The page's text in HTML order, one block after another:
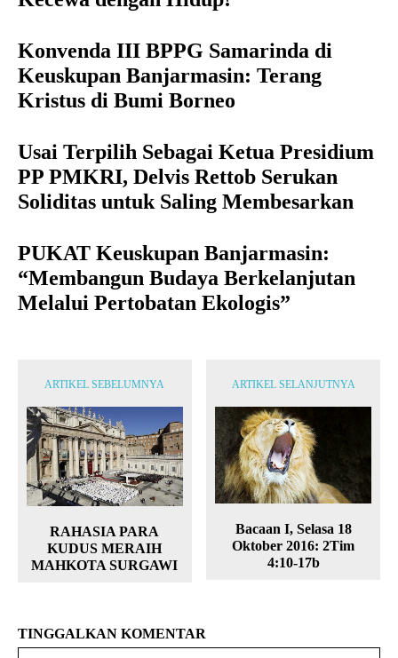
Konvenda III BPPG Samarinda di
Keuskupan Banjarmasin: Terang
Kristus di Bumi Borneo
Usai Terpilih Sebagai Ketua Presidium
PP PMKRI, Delvis Rettob Serukan
Soliditas untuk Saling Membesarkan
PUKAT Keuskupan Banjarmasin:
“Membangun Budaya Berkelanjutan
Melalui Pertobatan Ekologis”
ARTIKEL SEBELUMNYA
RAHASIA PARA
KUDUS MERAIH
MAHKOTA SURGAWI
ARTIKEL SELANJUTNYA
Bacaan I, Selasa 18
Oktober 2016: 2Tim
4:10-17b
TINGGALKAN KOMENTAR